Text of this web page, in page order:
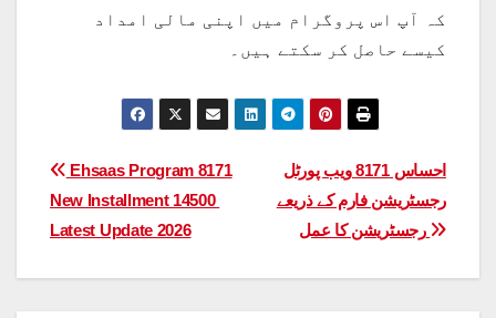
کہ آپ اس پروگرام میں اپنی مالی امداد
کیسے حاصل کر سکتے ہیں۔
Post
navigation
احساس 8171 ویب پورٹل
رجسٹریشن فارم کے ذریعے
رجسٹریشن کا عمل
Ehsaas Program 8171
New Installment 14500
Latest Update 2026